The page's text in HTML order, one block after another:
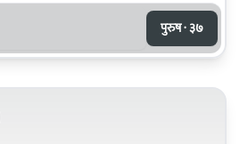
पुरुष · ३७